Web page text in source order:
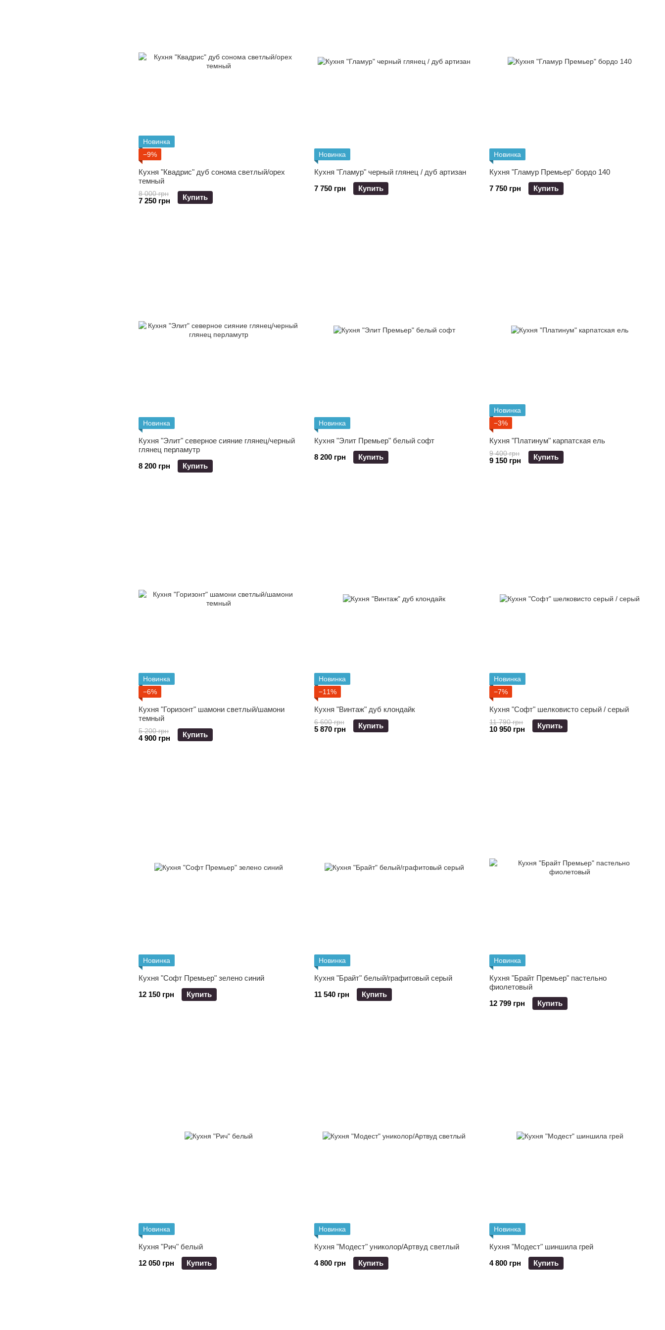
Новинка
−9%
Кухня "Квадрис" дуб сонома светлый/орех
темный
8 000 грн
7 250 грн Купить
Новинка
Кухня "Гламур" черный глянец / дуб артизан
7 750 грн
Купить
Новинка
Кухня "Гламур Премьер" бордо 140
7 750 грн
Купить
Новинка
Кухня "Элит" северное сияние глянец/черный
глянец перламутр
8 200 грн
Купить
Новинка
Кухня "Элит Премьер" белый софт
8 200 грн
Купить
Новинка
−3%
Кухня "Платинум" карпатская ель
9 400 грн
9 150 грн Купить
Новинка
−6%
Кухня "Горизонт" шамони светлый/шамони
темный
5 200 грн
4 900 грн Купить
Новинка
−11%
Кухня "Винтаж" дуб клондайк
6 600 грн
5 870 грн Купить
Новинка
−7%
Кухня "Софт" шелковисто серый / серый
11 790 грн
10 950 грн Купить
Новинка
Кухня "Софт Премьер" зелено синий
12 150 грн
Купить
Новинка
Кухня "Брайт" белый/графитовый серый
11 540 грн
Купить
Новинка
Кухня "Брайт Премьер" пастельно
фиолетовый
12 799 грн
Купить
Новинка
Кухня "Рич" белый
12 050 грн
Купить
Новинка
Кухня "Модест" униколор/Артвуд светлый
4 800 грн
Купить
Новинка
Кухня "Модест" шиншила грей
4 800 грн
Купить